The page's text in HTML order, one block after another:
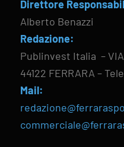
Direttore
Alberto Benazzi
Redazione:
Publinvest Italia – VIA
44122 FERRARA –
Mail: